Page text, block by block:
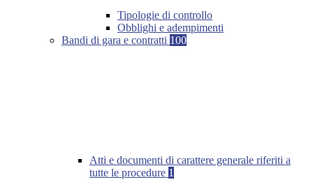
Tipologie di controllo
Obblighi e adempimenti
Bandi di gara e contratti 100
Atti e documenti di carattere generale riferiti a
tutte le procedure 1